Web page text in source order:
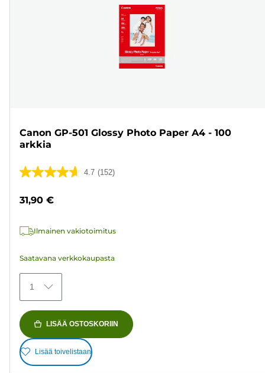
Canon GP-501 Glossy Photo Paper A4 - 100
arkkia
4.7 (152)
4.7/5
152
31,90 €
Ilmainen vakiotoimitus
Saatavana verkkokaupasta
1
LISÄÄ OSTOSKORIIN
Lisää toivelistaan